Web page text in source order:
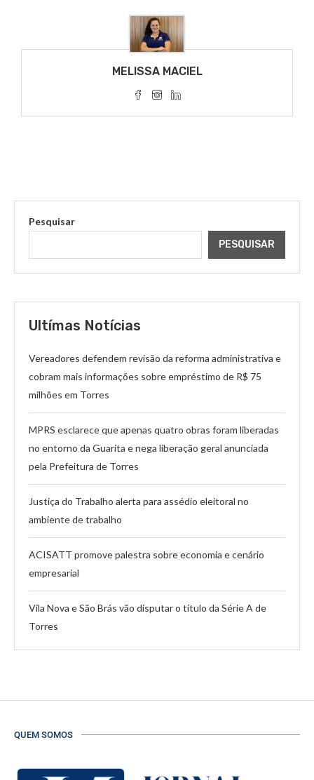
MELISSA MACIEL
Pesquisar
PESQUISAR
Ultímas Notícias
Vereadores defendem revisão da reforma administrativa e
cobram mais informações sobre empréstimo de R$ 75
milhões em Torres
MPRS esclarece que apenas quatro obras foram liberadas
no entorno da Guarita e nega liberação geral anunciada
pela Prefeitura de Torres
Justiça do Trabalho alerta para assédio eleitoral no
ambiente de trabalho
ACISATT promove palestra sobre economia e cenário
empresarial
Vila Nova e São Brás vão disputar o título da Série A de
Torres
QUEM SOMOS